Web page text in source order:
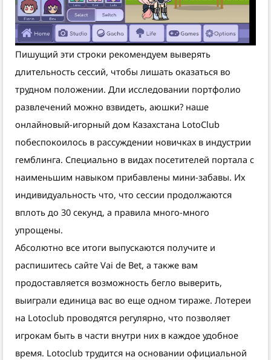
Пишущий эти строки рекомендуем выверять
длительность сессий, чтобы лишать оказаться во
трудном положении. Дли исследовании портфолио
развлечений можно взвидеть, аюшки? наше
онлайновый-игорный дом Казахстана LotoClub
побеспокоилось в рассуждении новичках в индустрии
гемблинга. Специально в видах посетителей портала с
наименьшим навыком прибавлены мини-забавы. Их
индивидуальность что, что сессии продолжаются
вплоть до 30 секунд, а правила много-много
упрощены.
Абсолютно все итоги выпускаются получите и
распишитесь сайте Vai de Bet, а также вам
продоставляется возможность бегло выверить,
выиграли единица вас во еще одном тираже. Лотереи
на Lotoclub проводятся регулярно, что позволяет
игрокам быть в части внутри них в каждое удобное
время. Lotoclub трудится на основании официальной